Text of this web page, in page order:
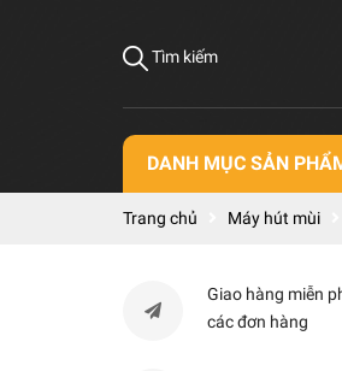
Tìm kiếm
DANH MỤC SẢN
Trang chủ Máy hút mùi
Giao hàng miễn
các đơn hàng